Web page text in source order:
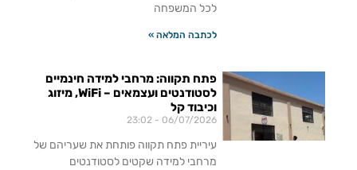
לכל המשפחה
לכתבה המלאה »
פתח תקווה: מרחבי למידה חינמיים
לסטודנטים ועצמאים – WiFi, מיזוג
וכיבוד קל
06/07/2026
עיריית פתח תקווה פותחת את שעריהם של
מרחבי למידה שקטים לסטודנטים